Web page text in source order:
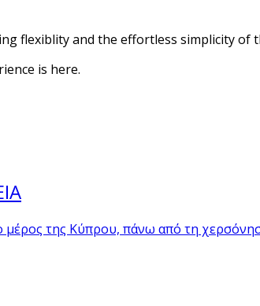
flexiblity and the effortless simplicity of
is here.
μέρος της Κύπρου, πάνω από τη